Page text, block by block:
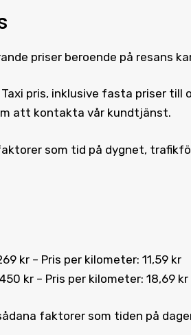
priser beroende på resans
pris, inklusive fasta priser till
att kontakta vår kundtjänst.
som tid på dygnet,
kr – Pris per kilometer: 11,59 kr
kr – Pris per kilometer: 18,69 kr
faktorer som tiden på